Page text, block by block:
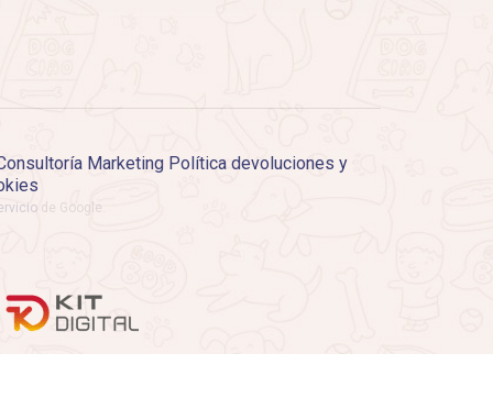
Marketing Política devoluciones y
de Google.